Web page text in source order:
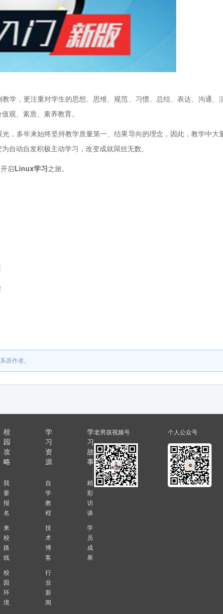
，更注重对学生的思想、思维、规范、习惯、总结、表达、沟通、
观、素质、素养教育。
多年来始终坚持教学质量第一、结果导向的理念，因此，教学中大
自动自发积极主动学习，改变成就屌丝无数。
启Linux学习之旅。
原作者。
校
园
攻
略
我
要
报
名
来
校
路
线
校
园
环
境
学
习
资
源
自
学
教
程
技
术
博
客
行
业
新
闻
学
习
故
事
精
彩
访
谈
学
员
成
果
老男孩视频号 个人公众号